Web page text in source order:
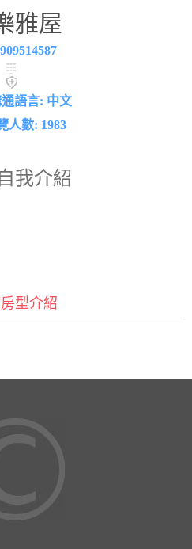
雅屋
語言: 中文
人數: 1983
我介紹
型介紹